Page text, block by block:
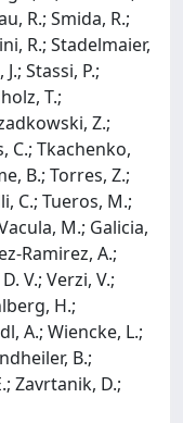
R.; Smida, R.;
R.; Stadelmaier,
Stassi, P.;
T.;
Z.;
C.; Tkachenko,
B.; Torres, Z.;
C.; Tueros, M.;
M.; Galicia,
Ramirez, A.;
V.; Verzi, V.;
H.;
A.; Wiencke, L.;
B.;
Zavrtanik, D.;